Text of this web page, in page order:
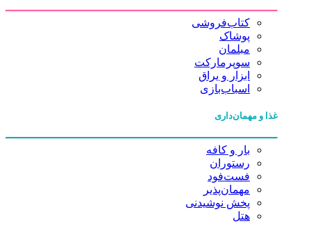
کتاب‌فروشی
پوشاک
مبلمان
سوپرمارکت
ابزار و یراق
اسباب‌بازی
غذا و مهمان‌داری
بار و کافه
رستوران
فست‌فود
مهمان‌پذیر
پخش نوشیدنی
هتل